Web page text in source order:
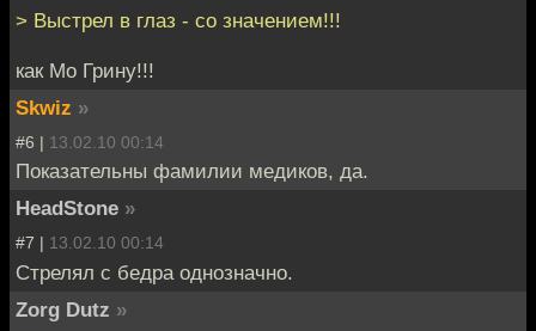
> Выстрел в глаз - со значением!!!
как Мо Грину!!!
Skwiz »
#6 | 13.02.10 00:14
Показательны фамилии медиков, да.
HeadStone »
#7 | 13.02.10 00:14
Стрелял с бедра однозначно.
Zorg Dutz »